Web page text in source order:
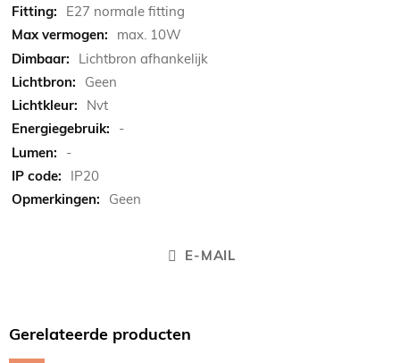
E27 normale fitting
max. 10W
Lichtbron afhankelijk
Geen
Nvt
-
-
IP20
Geen
E-MAIL
Gerelateerde producten